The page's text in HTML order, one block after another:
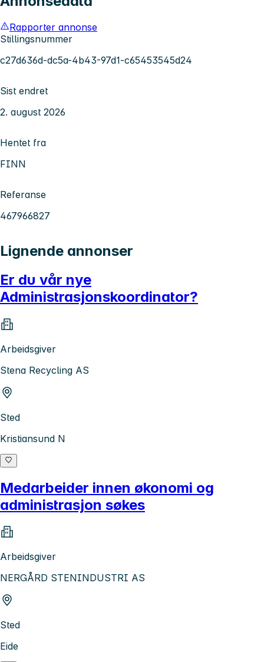
Rapporter annonse
Stillingsnummer
c27d636d-dc5a-4b43-97d1-c65453545d24
Sist endret
2. august 2026
Hentet fra
FINN
Referanse
467966827
Lignende annonser
Er du vår nye
Administrasjonskoordinator?
Arbeidsgiver
Stena Recycling AS
Sted
Kristiansund N
Medarbeider innen økonomi og
administrasjon søkes
Arbeidsgiver
NERGÅRD STENINDUSTRI AS
Sted
Eide